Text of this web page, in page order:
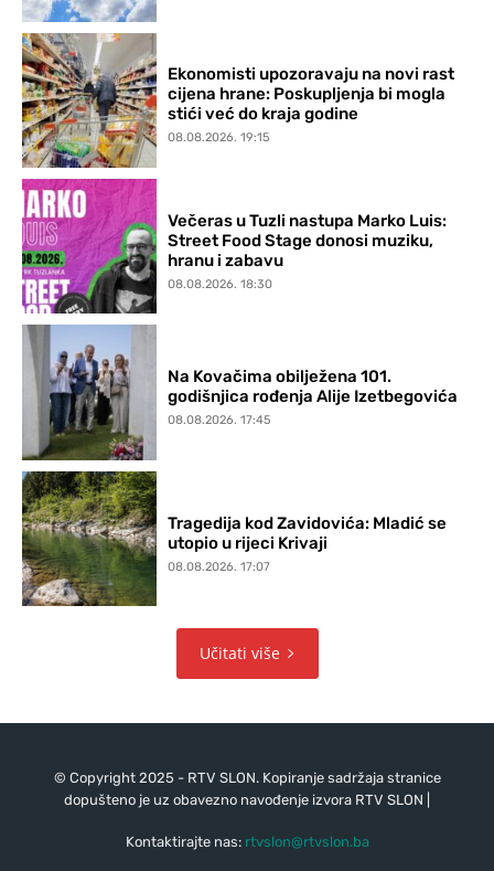
Ekonomisti upozoravaju na novi rast
cijena hrane: Poskupljenja bi mogla
stići već do kraja godine
08.08.2026. 19:15
Večeras u Tuzli nastupa Marko Luis:
Street Food Stage donosi muziku,
hranu i zabavu
08.08.2026. 18:30
Na Kovačima obilježena 101.
godišnjica rođenja Alije Izetbegovića
08.08.2026. 17:45
Tragedija kod Zavidovića: Mladić se
utopio u rijeci Krivaji
08.08.2026. 17:07
Učitati više
© Copyright 2025 - RTV SLON. Kopiranje sadržaja stranice
dopušteno je uz obavezno navođenje izvora RTV SLON |
Kontaktirajte nas: rtvslon@rtvslon.ba